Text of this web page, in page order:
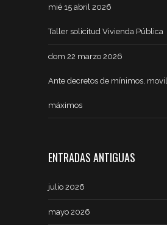
mié 15 abril 2026
Taller solicitud Vivienda Pública
dom 22 marzo 2026
Ante decretos de mínimos,
máximos
ENTRADAS ANTIGUAS
julio 2026
mayo 2026